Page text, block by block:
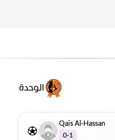
الوحدة
Qais Al-Hassan
0-1